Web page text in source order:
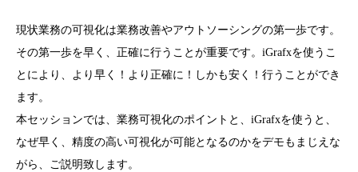
現状業務の可視化は業務改善やアウトソーシングの第一歩です。
その第一歩を早く、正確に行うことが重要です。iGrafxを使うこ
とにより、より早く！より正確に！しかも安く！行うことができ
ます。
本セッションでは、業務可視化のポイントと、iGrafxを使うと、
なぜ早く、精度の高い可視化が可能となるのかをデモもまじえな
がら、ご説明致します。